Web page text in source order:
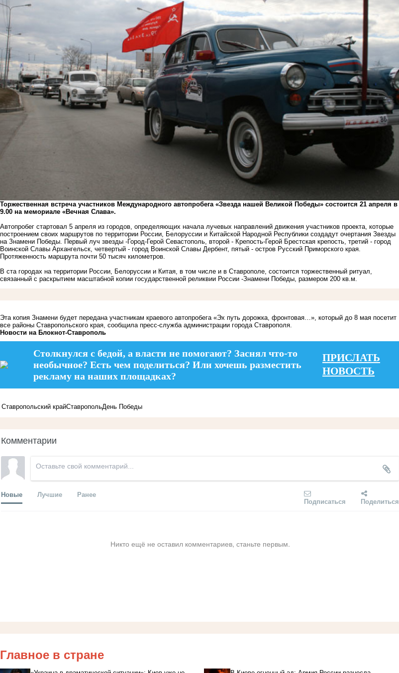
Торжественная встреча участников Международного автопробега «Звезда нашей Великой Победы» состоится 21 апреля в
9.00 на мемориале «Вечная Слава».
Автопробег стартовал 5 апреля из городов, определяющих начала лучевых направлений движения участников проекта, которые
построением своих маршрутов по территории России, Белоруссии и Китайской Народной Республики создадут очертания Звезды
на Знамени Победы. Первый луч звезды -Город-Герой Севастополь, второй - Крепость-Герой Брестская крепость, третий - город
Воинской Славы Архангельск, четвертый - город Воинской Славы Дербент, пятый - остров Русский Приморского края.
Протяженность маршрута почти 50 тысяч километров.
В ста городах на территории России, Белоруссии и Китая, в том числе и в Ставрополе, состоится торжественный ритуал,
связанный с раскрытием масштабной копии государственной реликвии России -Знамени Победы, размером 200 кв.м.
Эта копия Знамени будет передана участникам краевого автопробега «Эх путь дорожка, фронтовая…», который до 8 мая посетит
все районы Ставропольского края, сообщила пресс-служба администрации города Ставрополя.
Новости на Блoкнoт-Ставрополь
Столкнулся с бедой, а власти не помогают? Заснял что-то
необычное? Есть чем поделиться? Или хочешь разместить
рекламу на наших площадках?
ПРИСЛАТЬ
НОВОСТЬ
Ставропольский крайСтавропольДень Победы
Комментарии
Новые Лучшие Ранее
Подписаться Поделиться
Никто ещё не оставил комментариев, станьте первым.
Главное в стране